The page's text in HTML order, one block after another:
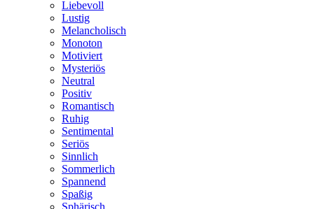
Liebevoll
Lustig
Melancholisch
Monoton
Motiviert
Mysteriös
Neutral
Positiv
Romantisch
Ruhig
Sentimental
Seriös
Sinnlich
Sommerlich
Spannend
Spaßig
Sphärisch